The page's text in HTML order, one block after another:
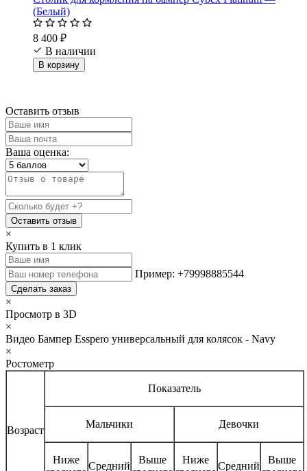
(Белый)
8 400 ₽
В наличии
В корзину
Оставить отзыв
Ваша оценка:
Оставить отзыв
×
Купить в 1 клик
Пример: +79998885544
Сделать заказ
×
Просмотр в 3D
×
Видео Бампер Esspero универсальный для колясок - Navy
×
Ростометр
Возраст
Показатель
Мальчики Девочки
Ниже
Средний
Выше
Ниже
Средний
Выше